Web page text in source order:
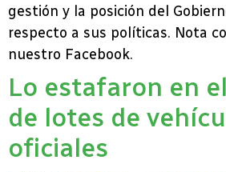
gestión y la posición del
respecto a sus políticas. Nota
nuestro Facebook.
Lo estafaron en
de lotes de
oficiales